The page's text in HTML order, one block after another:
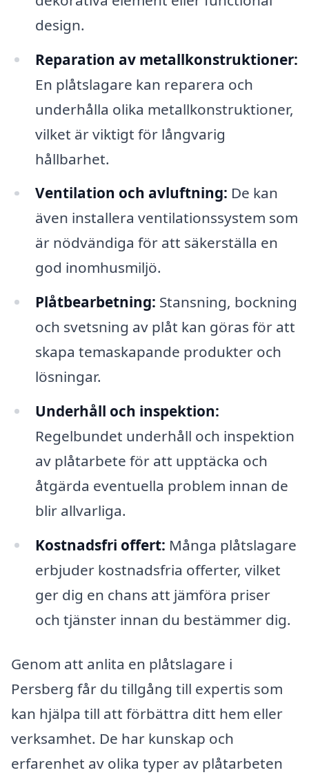
design.
Reparation av metallkonstruktioner:
En plåtslagare kan reparera och
underhålla olika metallkonstruktioner,
vilket är viktigt för långvarig
hållbarhet.
Ventilation och avluftning: De kan
även installera ventilationssystem som
är nödvändiga för att säkerställa en
god inomhusmiljö.
Plåtbearbetning: Stansning, bockning
och svetsning av plåt kan göras för att
skapa temaskapande produkter och
lösningar.
Underhåll och inspektion:
Regelbundet underhåll och inspektion
av plåtarbete för att upptäcka och
åtgärda eventuella problem innan de
blir allvarliga.
Kostnadsfri offert: Många plåtslagare
erbjuder kostnadsfria offerter, vilket
ger dig en chans att jämföra priser
och tjänster innan du bestämmer dig.
Genom att anlita en plåtslagare i
Persberg får du tillgång till expertis som
kan hjälpa till att förbättra ditt hem eller
verksamhet. De har kunskap och
erfarenhet av olika typer av plåtarbeten